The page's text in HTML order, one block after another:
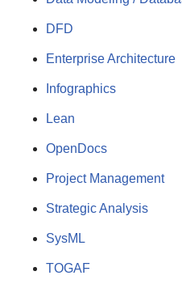
DFD
Enterprise Architecture
Infographics
Lean
OpenDocs
Project Management
Strategic Analysis
SysML
TOGAF